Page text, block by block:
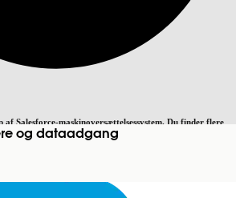
Salesforce-maskinoversættelsessystem. Du finder flere
Ikke nu
og dataadgang